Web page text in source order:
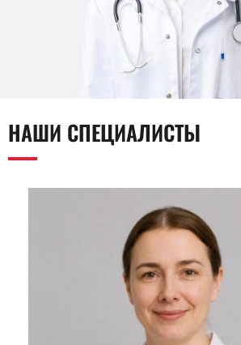
НАШИ СПЕЦИАЛИСТЫ